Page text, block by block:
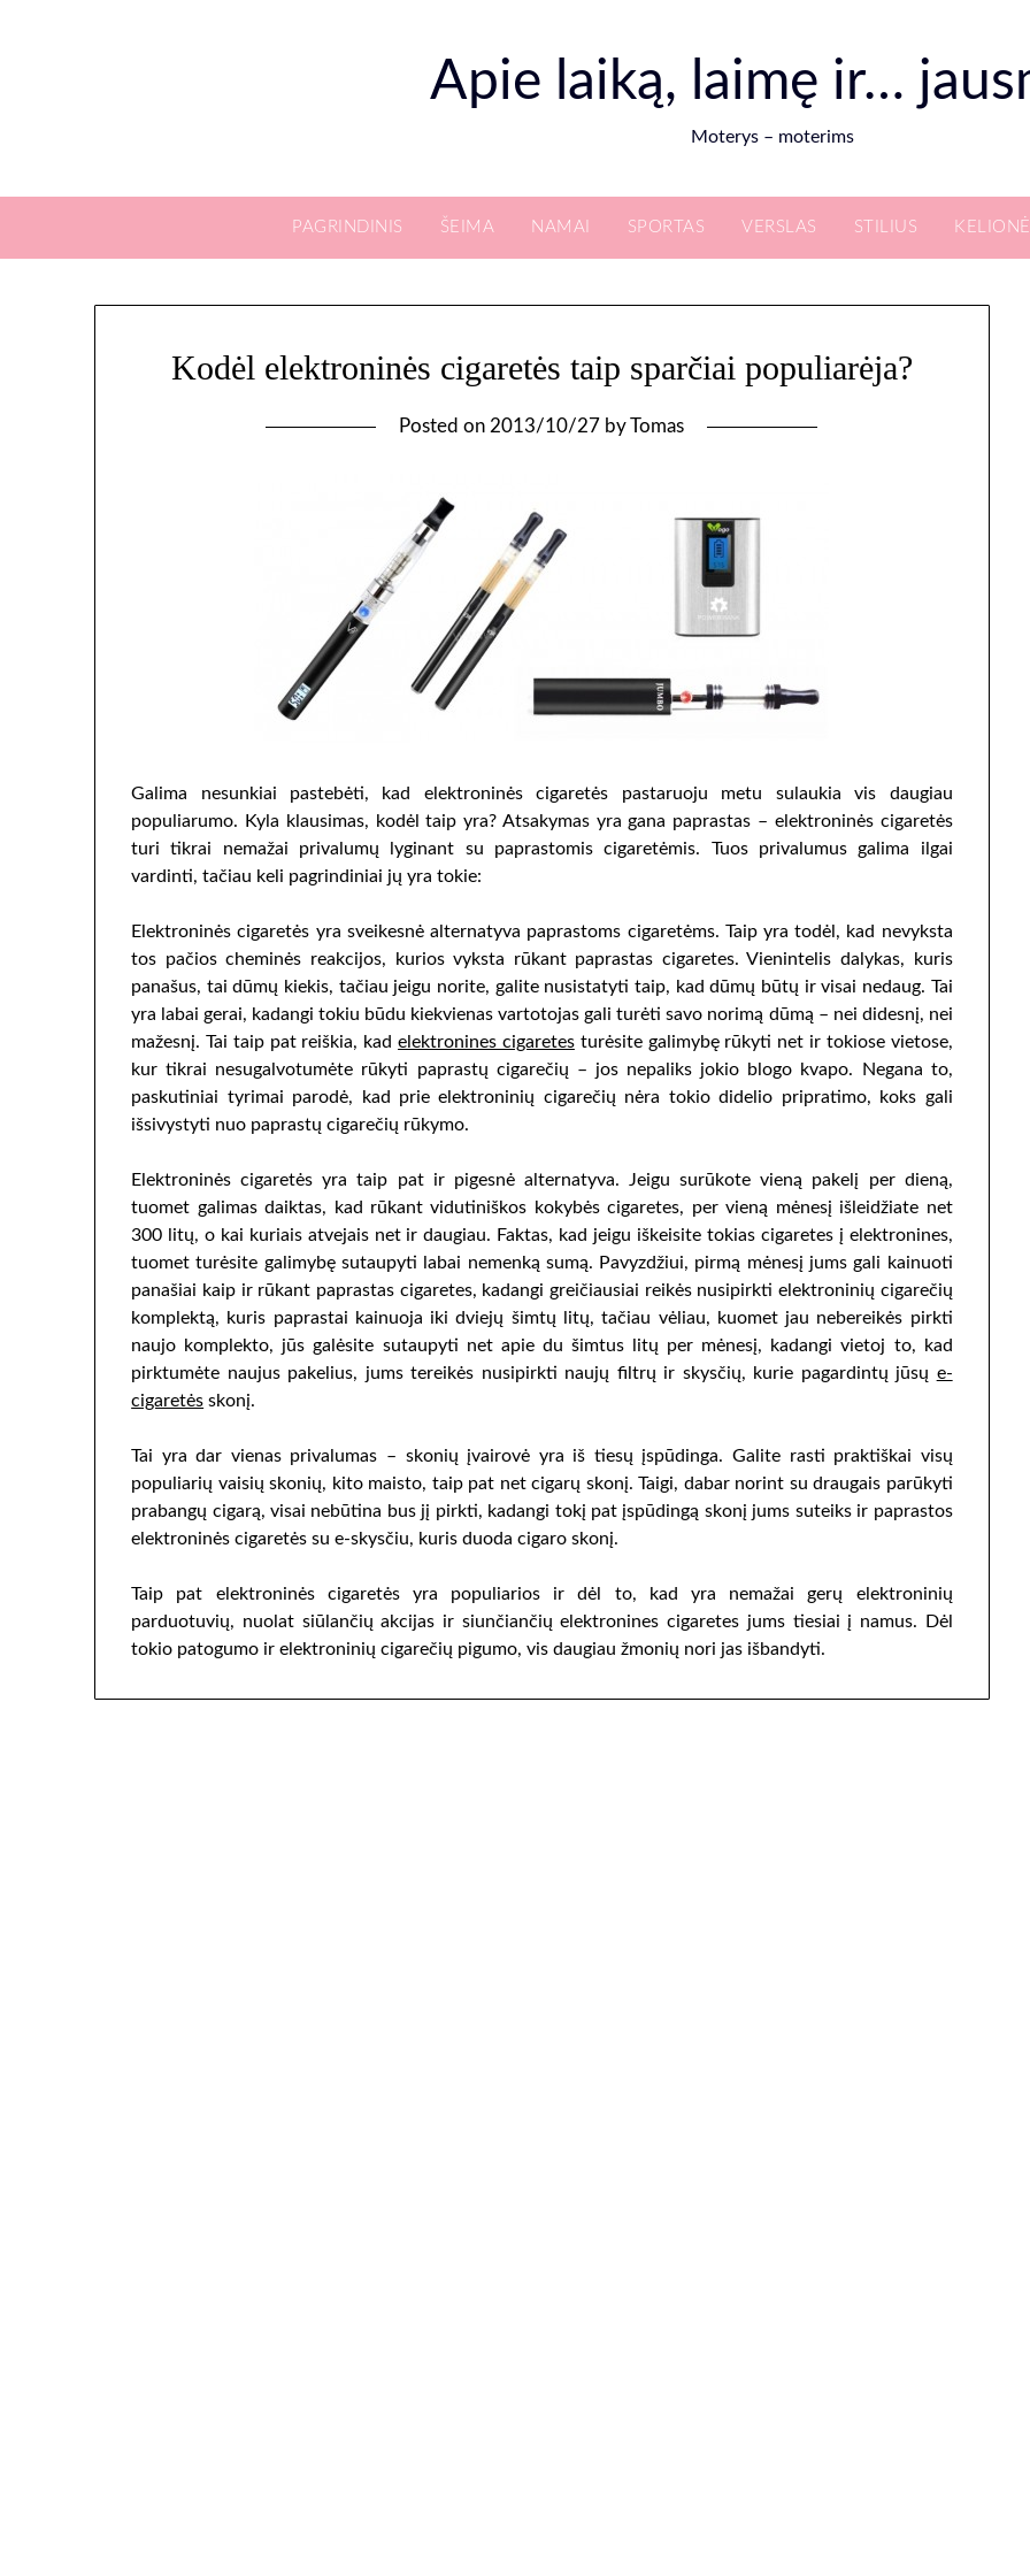
Apie laiką, laimę ir…
Moterys – moterims
PAGRINDINIS ŠEIMA NAMAI SPORTAS VERSLAS STILIUS
Kodėl elektroninės cigaretės taip sparčiai populiarėja?
Posted on 2013/10/27 byTomas
Galima nesunkiai pastebėti, kad elektroninės cigaretės pastaruoju metu sulaukia vis daugiau
populiarumo. Kyla klausimas, kodėl taip yra? Atsakymas yra gana paprastas – elektroninės cigaretės
turi tikrai nemažai privalumų lyginant su paprastomis cigaretėmis. Tuos privalumus galima ilgai
vardinti, tačiau keli pagrindiniai jų yra tokie:
Elektroninės cigaretės yra sveikesnė alternatyva paprastoms cigaretėms. Taip yra todėl, kad nevyksta
tos pačios cheminės reakcijos, kurios vyksta rūkant paprastas cigaretes. Vienintelis dalykas, kuris
panašus, tai dūmų kiekis, tačiau jeigu norite, galite nusistatyti taip, kad dūmų būtų ir visai nedaug. Tai
yra labai gerai, kadangi tokiu būdu kiekvienas vartotojas gali turėti savo norimą dūmą – nei didesnį, nei
mažesnį. Tai taip pat reiškia, kadelektronines cigaretesturėsite galimybę rūkyti net ir tokiose vietose,
kur tikrai nesugalvotumėte rūkyti paprastų cigarečių – jos nepaliks jokio blogo kvapo. Negana to,
paskutiniai tyrimai parodė, kad prie elektroninių cigarečių nėra tokio didelio pripratimo, koks gali
išsivystyti nuo paprastų cigarečių rūkymo.
Elektroninės cigaretės yra taip pat ir pigesnė alternatyva. Jeigu surūkote vieną pakelį per dieną,
tuomet galimas daiktas, kad rūkant vidutiniškos kokybės cigaretes, per vieną mėnesį išleidžiate net
300 litų, o kai kuriais atvejais net ir daugiau. Faktas, kad jeigu iškeisite tokias cigaretes į elektronines,
tuomet turėsite galimybę sutaupyti labai nemenką sumą. Pavyzdžiui, pirmą mėnesį jums gali kainuoti
panašiai kaip ir rūkant paprastas cigaretes, kadangi greičiausiai reikės nusipirkti elektroninių cigarečių
komplektą, kuris paprastai kainuoja iki dviejų šimtų litų, tačiau vėliau, kuomet jau nebereikės pirkti
naujo komplekto, jūs galėsite sutaupyti net apie du šimtus litų per mėnesį, kadangi vietoj to, kad
pirktumėte naujus pakelius, jums tereikės nusipirkti naujų filtrų ir skysčių, kurie pagardintų jūsų e-
cigaretės skonį.
Tai yra dar vienas privalumas – skonių įvairovė yra iš tiesų įspūdinga. Galite rasti praktiškai visų
populiarių vaisių skonių, kito maisto, taip pat net cigarų skonį. Taigi, dabar norint su draugais parūkyti
prabangų cigarą, visai nebūtina bus jį pirkti, kadangi tokį pat įspūdingą skonį jums suteiks ir paprastos
elektroninės cigaretės su e-skysčiu, kuris duoda cigaro skonį.
Taip pat elektroninės cigaretės yra populiarios ir dėl to, kad yra nemažai gerų elektroninių
parduotuvių, nuolat siūlančių akcijas ir siunčiančių elektronines cigaretes jums tiesiai į namus. Dėl
tokio patogumo ir elektroninių cigarečių pigumo, vis daugiau žmonių nori jas išbandyti.